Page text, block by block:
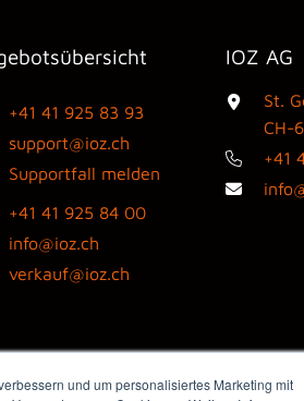
und um personalisiertes Marketing mit
+41 41 925 83 93
support@ioz.ch
Supportfall melden
+41 41 925 84 00
info@ioz.ch
verkauf@ioz.ch
IOZ AG
St.
CH-
+41